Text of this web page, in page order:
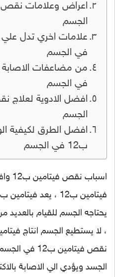
الجسم
في الجسم
في الجسم
الجسم
افضل الطرق لكيفية
ب12 في الجسم
يحتاجه الجسم للقيام
نقص فيتامين
الجسد ويؤدي الي الاصابة